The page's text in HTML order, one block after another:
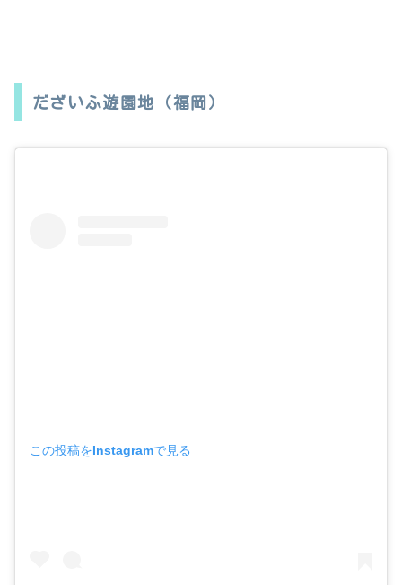
だざいふ遊園地（福岡）
この投稿をInstagramで見る